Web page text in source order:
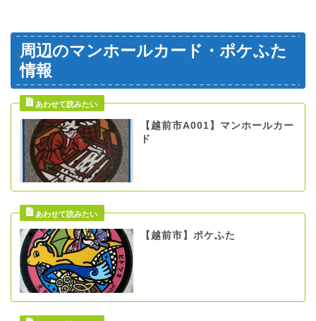
周辺のマンホールカード・ポケふた
情報
【越前市A001】マンホールカー
ド
【越前市】ポケふた